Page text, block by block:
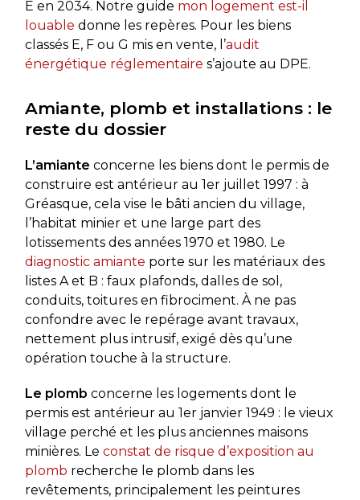
E en 2034. Notre guide mon logement est-il
louable donne les repères. Pour les biens
classés E, F ou G mis en vente, l’audit
énergétique réglementaire s’ajoute au DPE.
Amiante, plomb et installations : le
reste du dossier
L’amiante concerne les biens dont le permis de
construire est antérieur au 1er juillet 1997 : à
Gréasque, cela vise le bâti ancien du village,
l’habitat minier et une large part des
lotissements des années 1970 et 1980. Le
diagnostic amiante porte sur les matériaux des
listes A et B : faux plafonds, dalles de sol,
conduits, toitures en fibrociment. À ne pas
confondre avec le repérage avant travaux,
nettement plus intrusif, exigé dès qu’une
opération touche à la structure.
Le plomb concerne les logements dont le
permis est antérieur au 1er janvier 1949 : le vieux
village perché et les plus anciennes maisons
minières. Le constat de risque d’exposition au
plomb recherche le plomb dans les
revêtements, principalement les peintures